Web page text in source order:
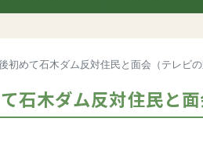
初めて石木ダム反対住民と面会（テレビの
石木ダム反対住民と面